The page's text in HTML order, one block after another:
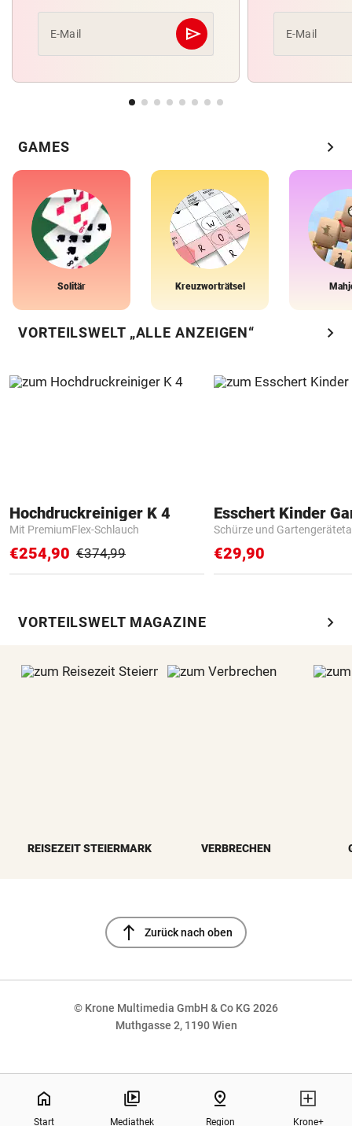
E-Mail send
Abschicken E-Mail
GAMES chevron_right
Solitär Kreuzworträtsel
VORTEILSWELT „ALLE ANZEIGEN“ chevron_right
Hochdruckreiniger K 4
Mit PremiumFlex-Schlauch
€254,90 €374,99
Schürze und
€29,90
VORTEILSWELT MAGAZINE chevron_right
REISEZEIT STEIERMARK VERBRECHEN
north Zurück nach oben
© Krone Multimedia GmbH & Co KG 2026
Muthgasse 2, 1190 Wien
home
Start Mediathek
pin_drop
Region Krone+
NaN%